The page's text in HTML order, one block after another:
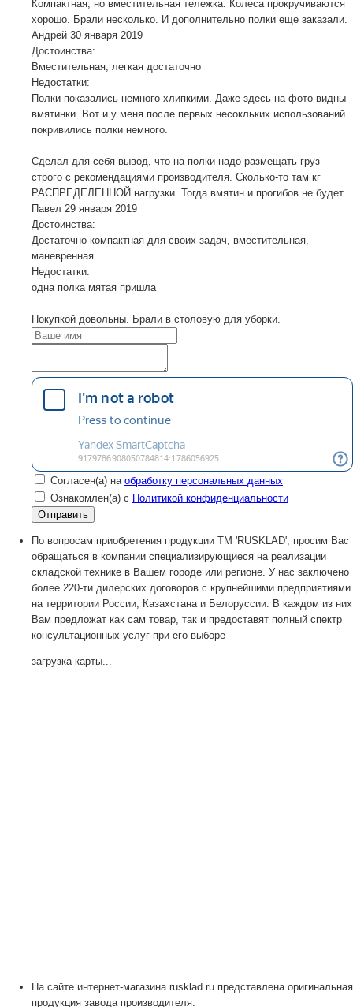
Компактная, но вместительная тележка. Колеса прокручиваются
хорошо. Брали несколько. И дополнительно полки еще заказали.
Андрей 30 января 2019
Достоинства:
Вместительная, легкая достаточно
Недостатки:
Полки показались немного хлипкими. Даже здесь на фото видны
вмятинки. Вот и у меня после первых несокльких использований
покривились полки немного.
Сделал для себя вывод, что на полки надо размещать груз
строго с рекомендациями производителя. Сколько-то там кг
РАСПРЕДЕЛЕННОЙ нагрузки. Тогда вмятин и прогибов не будет.
Павел 29 января 2019
Достоинства:
Достаточно компактная для своих задач, вместительная,
маневренная.
Недостатки:
одна полка мятая пришла
Покупкой довольны. Брали в столовую для уборки.
Согласен(а) на обработку персональных данных
Ознакомлен(а) с Политикой конфиденциальности
По вопросам приобретения продукции TM 'RUSKLAD', просим Вас
обращаться в компании специализирующиеся на реализации
складской технике в Вашем городе или регионе. У нас заключено
более 220-ти дилерских договоров с крупнейшими предприятиями
на территории России, Казахстана и Белоруссии. В каждом из них
Вам предложат как сам товар, так и предоставят полный спектр
консультационных услуг при его выборе
загрузка карты...
На сайте интернет-магазина rusklad.ru представлена оригинальная
продукция завода производителя.